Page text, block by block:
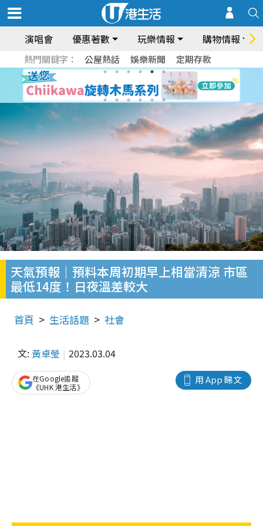
演唱會 優惠著數 玩樂情報 購物情報
熱門關鍵字： 公屋熱話 娛樂新聞 定期存款
天氣預報｜預料本周初期早上相當清涼 市區
最低14度！日夜溫差較大
首頁 生活話題 社會
文: 黃卓瑩 2023.03.04
用 App 睇文
在Google追蹤
《UHK 港生活》